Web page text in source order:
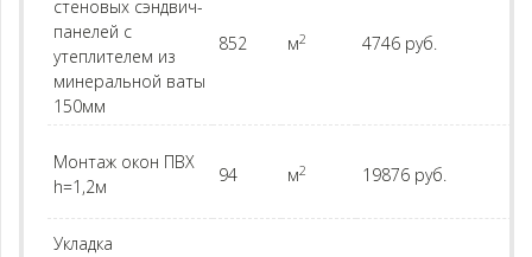
стеновых сэндвич-
панелей с
утеплителем из
минеральной ваты
150мм
852 м2 4746 руб.
Монтаж окон ПВХ
h=1,2м
94 м2 19876 руб.
Укладка